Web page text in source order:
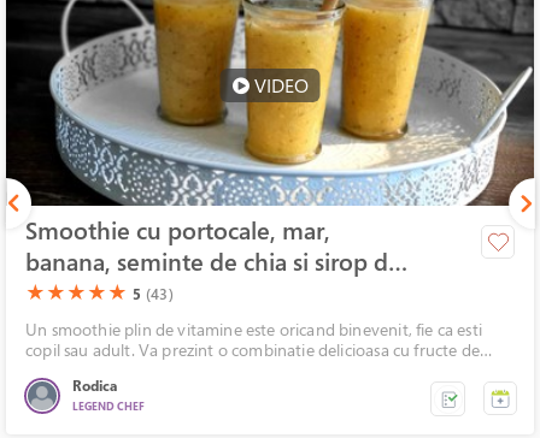
VIDEO
Smoothie cu portocale, mar,
banana, seminte de chia si sirop de
catina
(*)
★(*)
★(*)
★(*)
★(*)
★ 5 (43)
Un smoothie plin de vitamine este oricand binevenit, fie ca esti
copil sau adult. Va prezint o combinatie delicioasa cu fructe de
Rodica
LEGEND CHEF